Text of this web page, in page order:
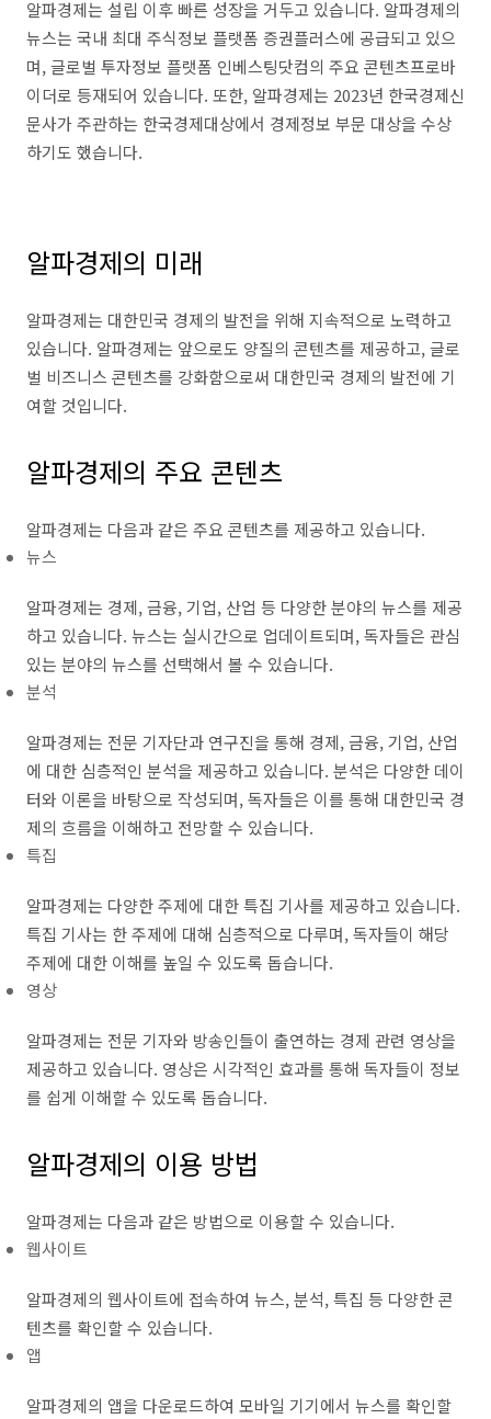
알파경제는 설립 이후 빠른 성장을 거두고 있습니다. 알파경제의
뉴스는 국내 최대 주식정보 플랫폼 증권플러스에 공급되고 있으
며, 글로벌 투자정보 플랫폼 인베스팅닷컴의 주요 콘텐츠프로바
이더로 등재되어 있습니다. 또한, 알파경제는 2023년 한국경제신
문사가 주관하는 한국경제대상에서 경제정보 부문 대상을 수상
하기도 했습니다.
알파경제의 미래
알파경제는 대한민국 경제의 발전을 위해 지속적으로 노력하고
있습니다. 알파경제는 앞으로도 양질의 콘텐츠를 제공하고, 글로
벌 비즈니스 콘텐츠를 강화함으로써 대한민국 경제의 발전에 기
여할 것입니다.
알파경제의 주요 콘텐츠
알파경제는 다음과 같은 주요 콘텐츠를 제공하고 있습니다.
뉴스
알파경제는 경제, 금융, 기업, 산업 등 다양한 분야의 뉴스를 제공
하고 있습니다. 뉴스는 실시간으로 업데이트되며, 독자들은 관심
있는 분야의 뉴스를 선택해서 볼 수 있습니다.
분석
알파경제는 전문 기자단과 연구진을 통해 경제, 금융, 기업, 산업
에 대한 심층적인 분석을 제공하고 있습니다. 분석은 다양한 데이
터와 이론을 바탕으로 작성되며, 독자들은 이를 통해 대한민국 경
제의 흐름을 이해하고 전망할 수 있습니다.
특집
알파경제는 다양한 주제에 대한 특집 기사를 제공하고 있습니다.
특집 기사는 한 주제에 대해 심층적으로 다루며, 독자들이 해당
주제에 대한 이해를 높일 수 있도록 돕습니다.
영상
알파경제는 전문 기자와 방송인들이 출연하는 경제 관련 영상을
제공하고 있습니다. 영상은 시각적인 효과를 통해 독자들이 정보
를 쉽게 이해할 수 있도록 돕습니다.
알파경제의 이용 방법
알파경제는 다음과 같은 방법으로 이용할 수 있습니다.
웹사이트
알파경제의 웹사이트에 접속하여 뉴스, 분석, 특집 등 다양한 콘
텐츠를 확인할 수 있습니다.
앱
알파경제의 앱을 다운로드하여 모바일 기기에서 뉴스를 확인할